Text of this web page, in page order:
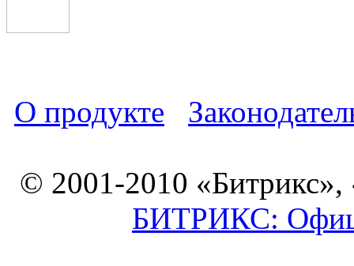
О продукте
© 2001-2010 «Битрикс»,
БИТРИКС: